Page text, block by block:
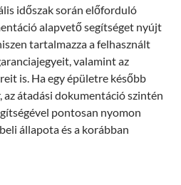
időszak során előforduló
alapvető segítséget nyújt
tartalmazza a felhasznált
valamint az
is. Ha egy épületre később
átadási dokumentáció szintén
pontosan nyomon
állapota és a korábban